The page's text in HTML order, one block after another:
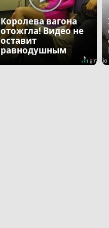
Королева вагона
отожгла! Видео не
оставит
равнодушным